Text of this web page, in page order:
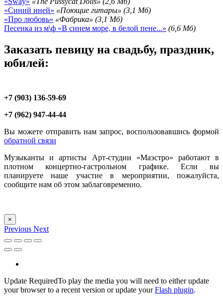
«Синий иней» «Поющие гитары» (3,1 Мб)
«Про любовь» «Фабрика» (3,1 Мб)
Песенка из м\ф «В синем море, в белой пене...» (6,6 Мб)
Заказать певицу на свадьбу, праздник,
юбилей:
+7 (903) 136-59-69
+7 (962) 947-44-44
Вы можете отправить нам запрос, воспользовавшись формой
обратной связи
Музыканты и артисты Арт-студии «Маэстро» работают в
плотном концертно-гастрольном графике. Если вы
планируете наше участие в мероприятии, пожалуйста,
сообщите нам об этом заблаговременно.
×
Previous Next
Update RequiredTo play the media you will need to either update
your browser to a recent version or update yourFlash plugin.